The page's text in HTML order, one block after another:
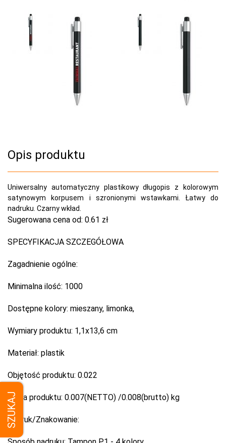
SZUKAJ
Opis produktu
Uniwersalny automatyczny plastikowy długopis z kolorowym
satynowym korpusem i szronionymi wstawkami. Łatwy do
nadruku. Czarny wkład.
Sugerowana cena od: 0.61 zł
SPECYFIKACJA SZCZEGÓŁOWA
Zagadnienie ogólne:
Minimalna ilość: 1000
Dostępne kolory: mieszany, limonka,
Wymiary produktu: 1,1x13,6 cm
Materiał: plastik
Objętość produktu: 0.022
Waga produktu: 0.007(NETTO) /0.008(brutto) kg
Nadruk/Znakowanie: